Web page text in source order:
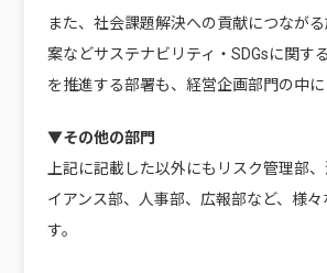
また、社会課題解決への貢献につなが
案などサステナビリティ・SDGsに関す
を推進する部署も、経営企画部門の中に
▼その他の部門
上記に記載した以外にもリスク管理部
イアンス部、人事部、広報部など、様
す。